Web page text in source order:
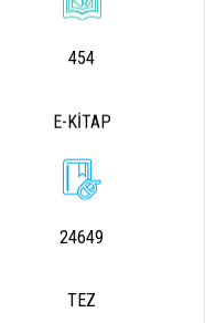
454
E-KİTAP
24649
TEZ